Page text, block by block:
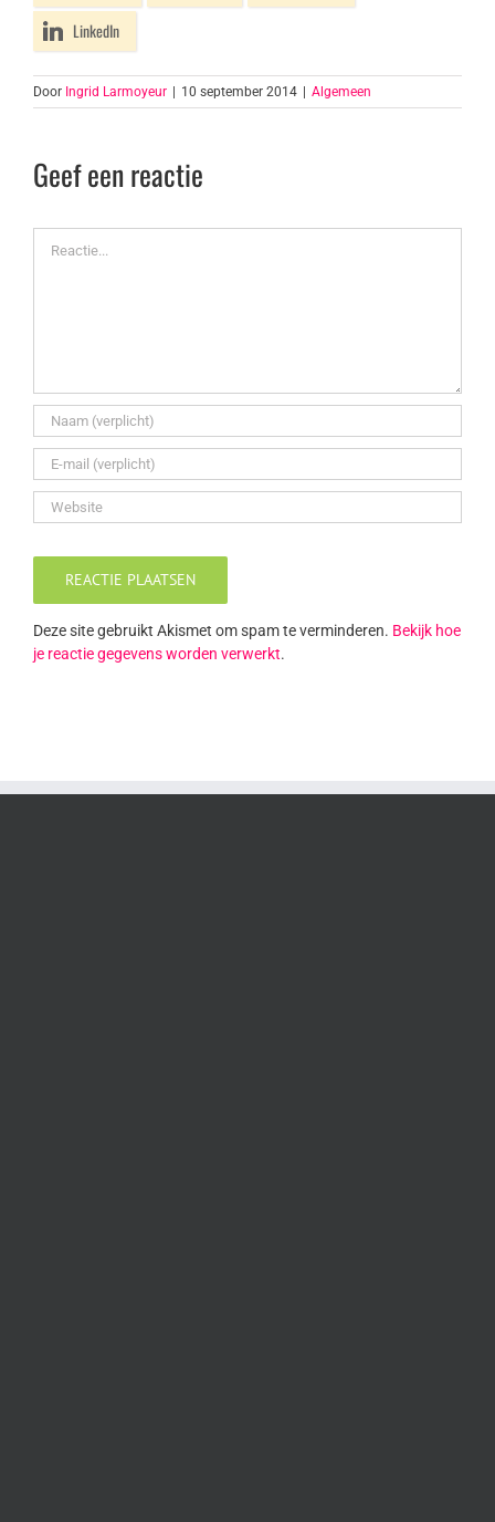
LinkedIn
Door Ingrid Larmoyeur 10 september 2014 Algemeen
Geef een reactie
Deze site gebruikt Akismet om spam te verminderen. Bekijk hoe
je reactie gegevens worden verwerkt.